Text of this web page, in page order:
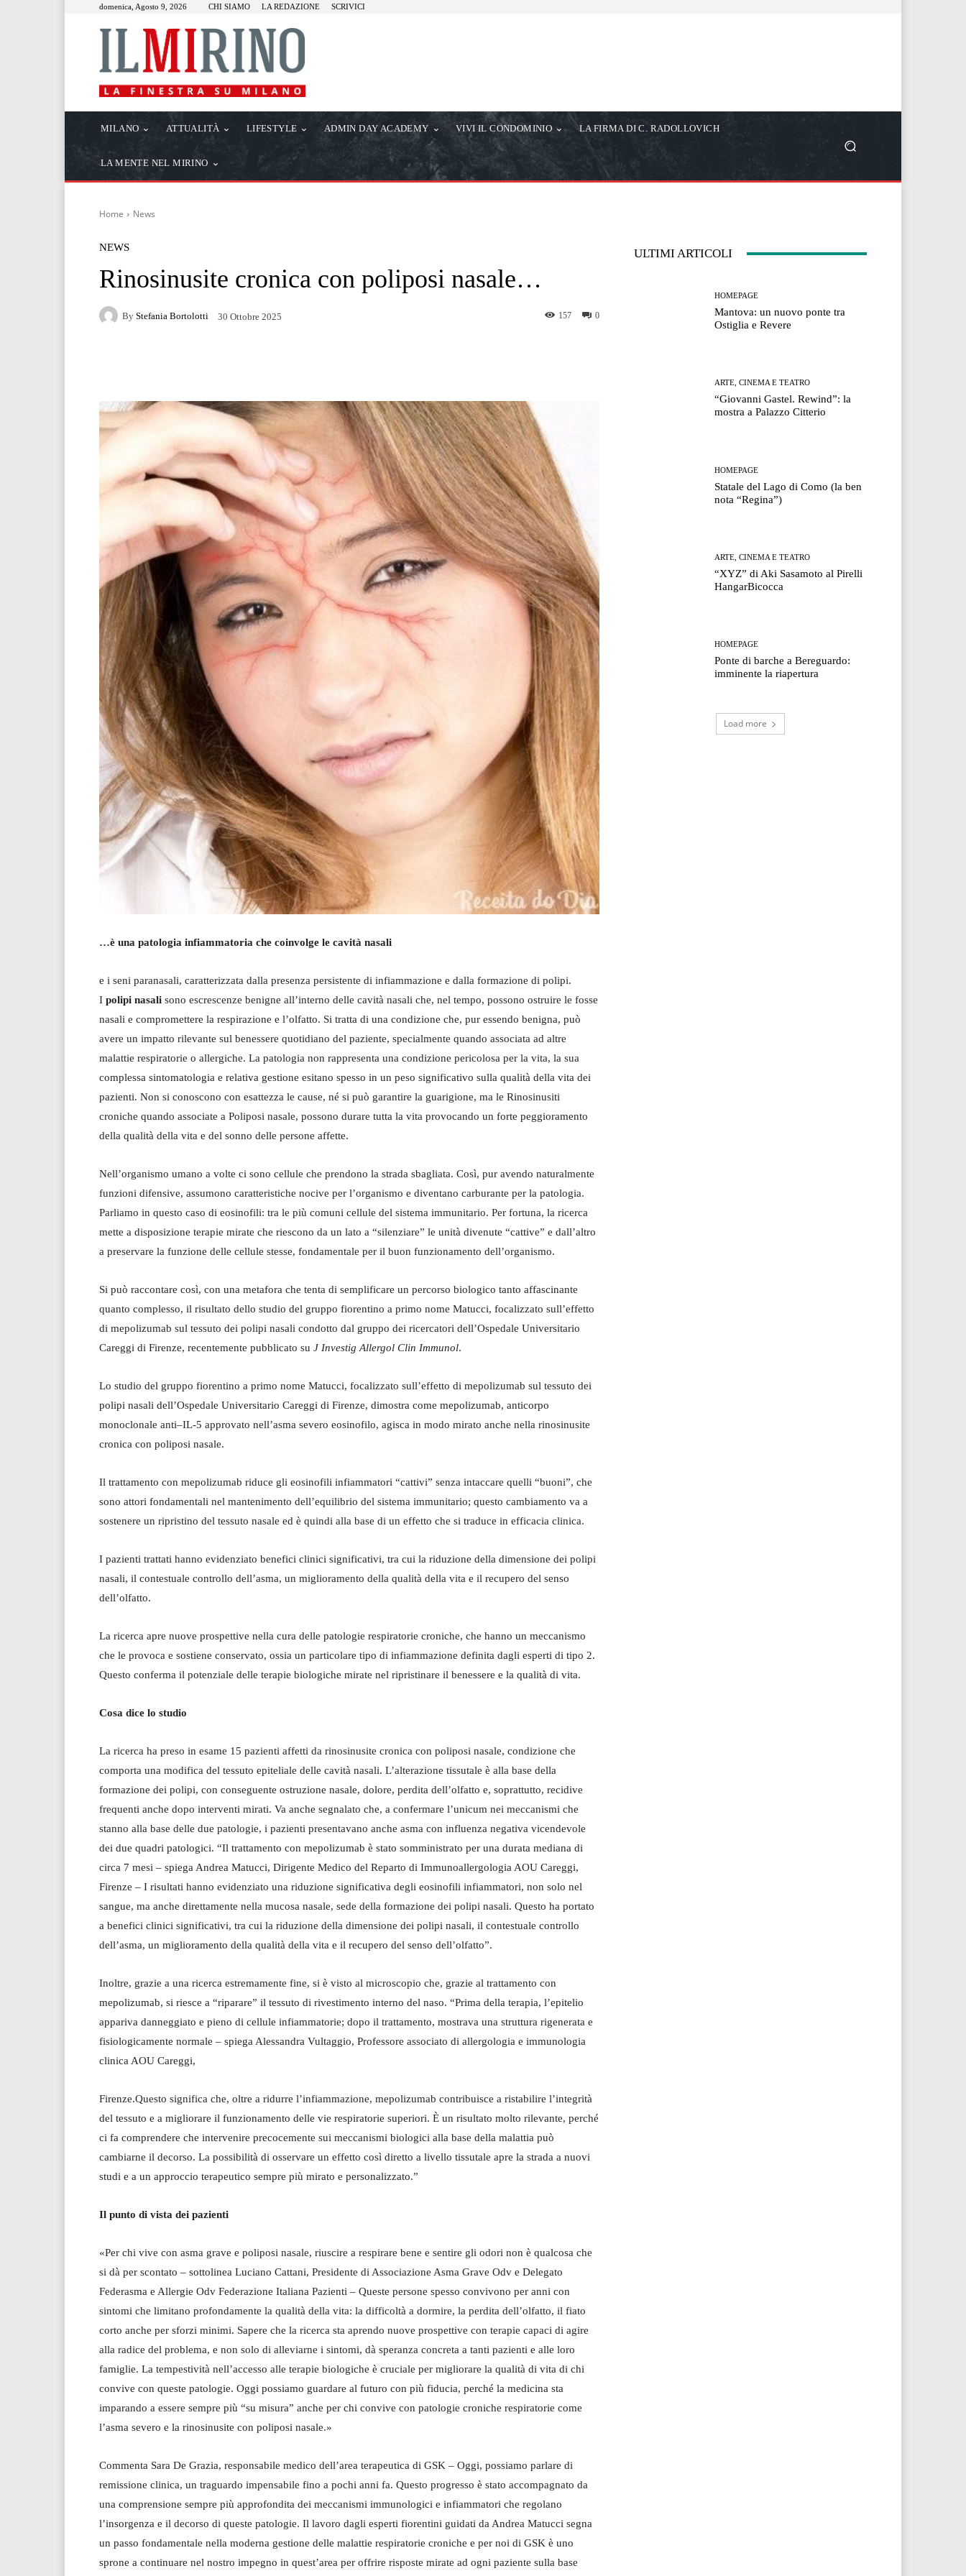
domenica, Agosto 9, 2026 CHI SIAMO LA REDAZIONE SCRIVICI
MILANO ATTUALITÀ LIFESTYLE ADMIN DAY ACADEMY VIVI IL CONDOMINIO LA FIRMA DI C. RADOLLOVICH
LA MENTE NEL MIRINO
Home News
NEWS
Rinosinusite cronica con poliposi nasale…
By Stefania Bortolotti 30 Ottobre 2025 0
157
…è una patologia infiammatoria che coinvolge le cavità nasali
e i seni paranasali, caratterizzata dalla presenza persistente di infiammazione e dalla formazione di polipi.
I polipi nasali sono escrescenze benigne all’interno delle cavità nasali che, nel tempo, possono ostruire le fosse
nasali e compromettere la respirazione e l’olfatto. Si tratta di una condizione che, pur essendo benigna, può
avere un impatto rilevante sul benessere quotidiano del paziente, specialmente quando associata ad altre
malattie respiratorie o allergiche. La patologia non rappresenta una condizione pericolosa per la vita, la sua
complessa sintomatologia e relativa gestione esitano spesso in un peso significativo sulla qualità della vita dei
pazienti. Non si conoscono con esattezza le cause, né si può garantire la guarigione, ma le Rinosinusiti
croniche quando associate a Poliposi nasale, possono durare tutta la vita provocando un forte peggioramento
della qualità della vita e del sonno delle persone affette.
Nell’organismo umano a volte ci sono cellule che prendono la strada sbagliata. Così, pur avendo naturalmente
funzioni difensive, assumono caratteristiche nocive per l’organismo e diventano carburante per la patologia.
Parliamo in questo caso di eosinofili: tra le più comuni cellule del sistema immunitario. Per fortuna, la ricerca
mette a disposizione terapie mirate che riescono da un lato a “silenziare” le unità divenute “cattive” e dall’altro
a preservare la funzione delle cellule stesse, fondamentale per il buon funzionamento dell’organismo.
Si può raccontare così, con una metafora che tenta di semplificare un percorso biologico tanto affascinante
quanto complesso, il risultato dello studio del gruppo fiorentino a primo nome Matucci, focalizzato sull’effetto
di mepolizumab sul tessuto dei polipi nasali condotto dal gruppo dei ricercatori dell’Ospedale Universitario
Careggi di Firenze, recentemente pubblicato su J Investig Allergol Clin Immunol.
Lo studio del gruppo fiorentino a primo nome Matucci, focalizzato sull’effetto di mepolizumab sul tessuto dei
polipi nasali dell’Ospedale Universitario Careggi di Firenze, dimostra come mepolizumab, anticorpo
monoclonale anti–IL-5 approvato nell’asma severo eosinofilo, agisca in modo mirato anche nella rinosinusite
cronica con poliposi nasale.
Il trattamento con mepolizumab riduce gli eosinofili infiammatori “cattivi” senza intaccare quelli “buoni”, che
sono attori fondamentali nel mantenimento dell’equilibrio del sistema immunitario; questo cambiamento va a
sostenere un ripristino del tessuto nasale ed è quindi alla base di un effetto che si traduce in efficacia clinica.
I pazienti trattati hanno evidenziato benefici clinici significativi, tra cui la riduzione della dimensione dei polipi
nasali, il contestuale controllo dell’asma, un miglioramento della qualità della vita e il recupero del senso
dell’olfatto.
La ricerca apre nuove prospettive nella cura delle patologie respiratorie croniche, che hanno un meccanismo
che le provoca e sostiene conservato, ossia un particolare tipo di infiammazione definita dagli esperti di tipo 2.
Questo conferma il potenziale delle terapie biologiche mirate nel ripristinare il benessere e la qualità di vita.
Cosa dice lo studio
La ricerca ha preso in esame 15 pazienti affetti da rinosinusite cronica con poliposi nasale, condizione che
comporta una modifica del tessuto epiteliale delle cavità nasali. L’alterazione tissutale è alla base della
formazione dei polipi, con conseguente ostruzione nasale, dolore, perdita dell’olfatto e, soprattutto, recidive
frequenti anche dopo interventi mirati. Va anche segnalato che, a confermare l’unicum nei meccanismi che
stanno alla base delle due patologie, i pazienti presentavano anche asma con influenza negativa vicendevole
dei due quadri patologici. “Il trattamento con mepolizumab è stato somministrato per una durata mediana di
circa 7 mesi – spiega Andrea Matucci, Dirigente Medico del Reparto di Immunoallergologia AOU Careggi,
Firenze – I risultati hanno evidenziato una riduzione significativa degli eosinofili infiammatori, non solo nel
sangue, ma anche direttamente nella mucosa nasale, sede della formazione dei polipi nasali. Questo ha portato
a benefici clinici significativi, tra cui la riduzione della dimensione dei polipi nasali, il contestuale controllo
dell’asma, un miglioramento della qualità della vita e il recupero del senso dell’olfatto”.
Inoltre, grazie a una ricerca estremamente fine, si è visto al microscopio che, grazie al trattamento con
mepolizumab, si riesce a “riparare” il tessuto di rivestimento interno del naso. “Prima della terapia, l’epitelio
appariva danneggiato e pieno di cellule infiammatorie; dopo il trattamento, mostrava una struttura rigenerata e
fisiologicamente normale – spiega Alessandra Vultaggio, Professore associato di allergologia e immunologia
clinica AOU Careggi,
Firenze.Questo significa che, oltre a ridurre l’infiammazione, mepolizumab contribuisce a ristabilire l’integrità
del tessuto e a migliorare il funzionamento delle vie respiratorie superiori. È un risultato molto rilevante, perché
ci fa comprendere che intervenire precocemente sui meccanismi biologici alla base della malattia può
cambiarne il decorso. La possibilità di osservare un effetto così diretto a livello tissutale apre la strada a nuovi
studi e a un approccio terapeutico sempre più mirato e personalizzato.”
Il punto di vista dei pazienti
«Per chi vive con asma grave e poliposi nasale, riuscire a respirare bene e sentire gli odori non è qualcosa che
si dà per scontato – sottolinea Luciano Cattani, Presidente di Associazione Asma Grave Odv e Delegato
Federasma e Allergie Odv Federazione Italiana Pazienti – Queste persone spesso convivono per anni con
sintomi che limitano profondamente la qualità della vita: la difficoltà a dormire, la perdita dell’olfatto, il fiato
corto anche per sforzi minimi. Sapere che la ricerca sta aprendo nuove prospettive con terapie capaci di agire
alla radice del problema, e non solo di alleviarne i sintomi, dà speranza concreta a tanti pazienti e alle loro
famiglie. La tempestività nell’accesso alle terapie biologiche è cruciale per migliorare la qualità di vita di chi
convive con queste patologie. Oggi possiamo guardare al futuro con più fiducia, perché la medicina sta
imparando a essere sempre più “su misura” anche per chi convive con patologie croniche respiratorie come
l’asma severo e la rinosinusite con poliposi nasale.»
Commenta Sara De Grazia, responsabile medico dell’area terapeutica di GSK – Oggi, possiamo parlare di
remissione clinica, un traguardo impensabile fino a pochi anni fa. Questo progresso è stato accompagnato da
una comprensione sempre più approfondita dei meccanismi immunologici e infiammatori che regolano
l’insorgenza e il decorso di queste patologie. Il lavoro dagli esperti fiorentini guidati da Andrea Matucci segna
un passo fondamentale nella moderna gestione delle malattie respiratorie croniche e per noi di GSK è uno
sprone a continuare nel nostro impegno in quest’area per offrire risposte mirate ad ogni paziente sulla base
ULTIMI ARTICOLI
HOMEPAGE
Mantova: un nuovo ponte tra
Ostiglia e Revere
ARTE, CINEMA E TEATRO
“Giovanni Gastel. Rewind”: la
mostra a Palazzo Citterio
HOMEPAGE
Statale del Lago di Como (la ben
nota “Regina”)
ARTE, CINEMA E TEATRO
“XYZ” di Aki Sasamoto al Pirelli
HangarBicocca
HOMEPAGE
Ponte di barche a Bereguardo:
imminente la riapertura
Load more